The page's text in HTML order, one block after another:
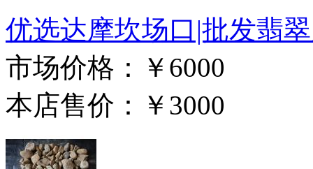
优选达摩坎场口|批发翡
市场价格：
￥6000
本店售价：
￥3000